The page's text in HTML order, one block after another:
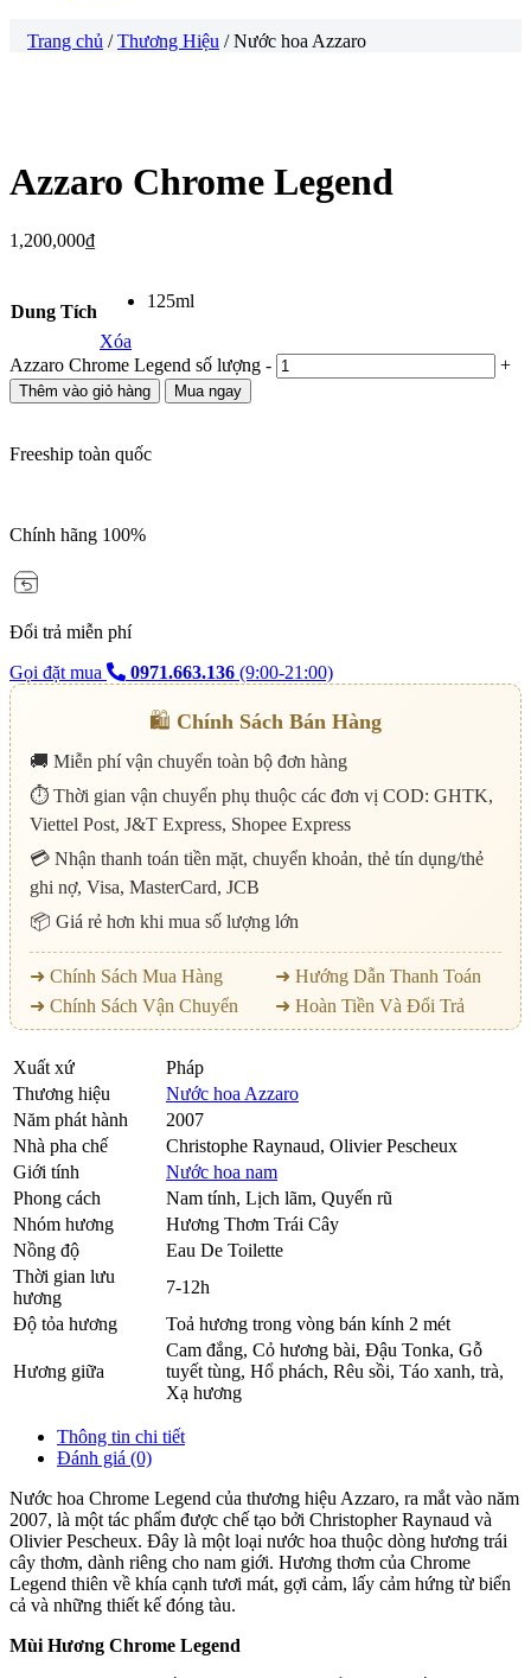
Trang chủ /Thương Hiệu / Nước hoa Azzaro
Azzaro Chrome Legend
1,200,000₫
Dung Tích
125ml
Xóa
Azzaro Chrome Legend số lượng - +
Thêm vào giỏ hàng Mua ngay
Freeship toàn quốc
Chính hãng 100%
Đổi trả miễn phí
Gọi đặt mua
0971.663.136 (9:00-21:00)
🛍️ Chính Sách Bán Hàng
🚚 Miễn phí vận chuyển toàn bộ đơn hàng
⏱️ Thời gian vận chuyển phụ thuộc các đơn vị COD: GHTK,
Viettel Post, J&T Express, Shopee Express
💳 Nhận thanh toán tiền mặt, chuyển khoản, thẻ tín dụng/thẻ
ghi nợ, Visa, MasterCard, JCB
📦 Giá rẻ hơn khi mua số lượng lớn
➜ Chính Sách Mua Hàng
➜ Hướng Dẫn Thanh Toán
➜ Chính Sách Vận Chuyển
➜ Hoàn Tiền Và Đổi Trả
Xuất xứ
Pháp
Thương hiệu
Nước hoa Azzaro
Năm phát hành
2007
Nhà pha chế
Christophe Raynaud, Olivier Pescheux
Giới tính
Nước hoa nam
Phong cách
Nam tính, Lịch lãm, Quyến rũ
Nhóm hương
Hương Thơm Trái Cây
Nồng độ
Eau De Toilette
Thời gian lưu
hương
7-12h
Độ tỏa hương
Toả hương trong vòng bán kính 2 mét
Hương giữa
Cam đắng, Cỏ hương bài, Đậu Tonka, Gỗ
tuyết tùng, Hổ phách, Rêu sồi, Táo xanh, trà,
Xạ hương
Thông tin chi tiết
Đánh giá (0)
Nước hoa Chrome Legend của thương hiệu Azzaro, ra mắt vào năm
2007, là một tác phẩm được chế tạo bởi Christopher Raynaud và
Olivier Pescheux. Đây là một loại nước hoa thuộc dòng hương trái
cây thơm, dành riêng cho nam giới. Hương thơm của Chrome
Legend thiên về khía cạnh tươi mát, gợi cảm, lấy cảm hứng từ biển
cả và những thiết kế đóng tàu.
Mùi Hương Chrome Legend